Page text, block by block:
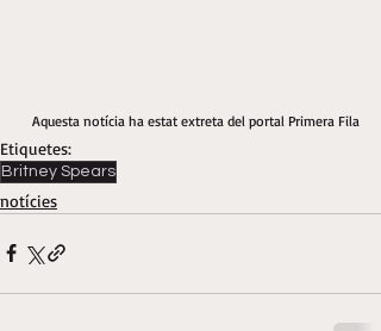
Aquesta notícia ha estat extreta del portal Primera Fila
Etiquetes:
Britney Spears
notícies